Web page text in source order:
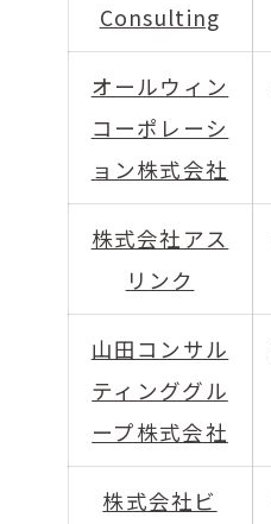
Consulting
オールウィン
コーポレーシ
ョン株式会社
株式会社アス
リンク
山田コンサル
ティンググル
ープ株式会社
株式会社ビ